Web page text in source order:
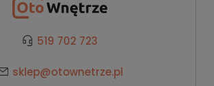
519 702 723
sklep@otownetrze.pl